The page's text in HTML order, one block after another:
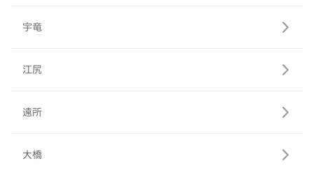
宇竜
江尻
遠所
大橋